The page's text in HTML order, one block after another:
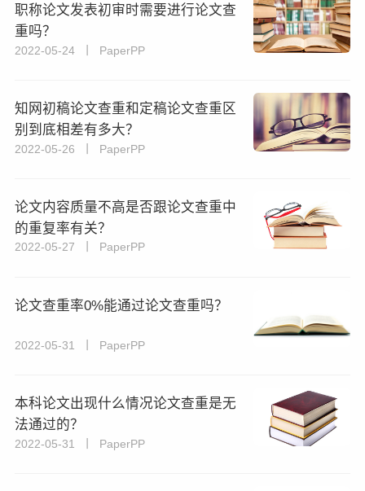
职称论文发表初审时需要进行论文查
重吗？
2022-05-24 丨 PaperPP
知网初稿论文查重和定稿论文查重区
别到底相差有多大？
2022-05-26 丨 PaperPP
论文内容质量不高是否跟论文查重中
的重复率有关？
2022-05-27 丨 PaperPP
论文查重率0%能通过论文查重吗？
2022-05-31 丨 PaperPP
本科论文出现什么情况论文查重是无
法通过的？
2022-05-31 丨 PaperPP